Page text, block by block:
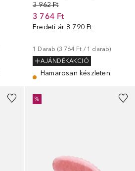
3 962 Ft
3 764 Ft
Eredeti ár 8 790 Ft
1 Darab (3 764 Ft / 1 darab)
AJÁNDÉKAKCIÓ
Hamarosan készleten
%